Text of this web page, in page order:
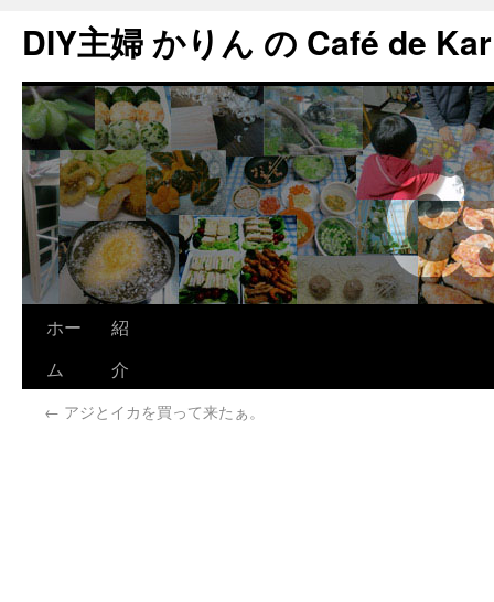
DIY主婦 かりん の Café de
ホー
ム
紹
介
← アジとイカを買って来たぁ。